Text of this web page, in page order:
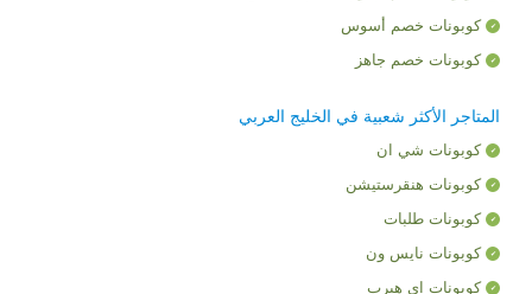
كوبونات خصم أسوس
كوبونات خصم جاهز
المتاجر الأكثر شعبية في الخليج العربي
كوبونات شي ان
كوبونات هنقرستيشن
كوبونات طلبات
كوبونات نايس ون
كوبونات اي هيرب